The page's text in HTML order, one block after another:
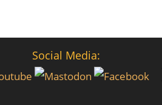
Social Media: